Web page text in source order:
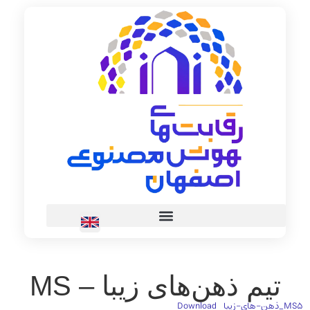
تیم ذهن‌های زیبا – MS
MS5_ذهن-های-زیبا Download